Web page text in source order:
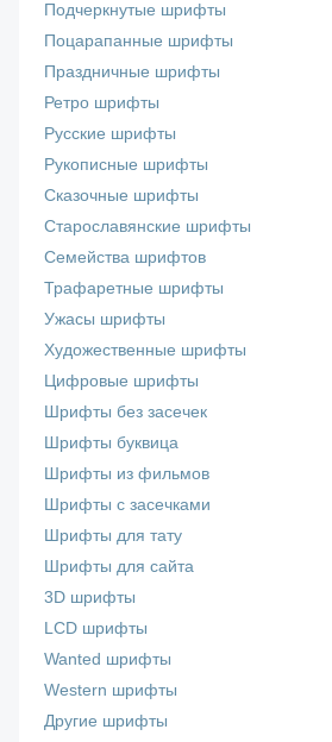
Подчеркнутые шрифты
Поцарапанные шрифты
Праздничные шрифты
Ретро шрифты
Русские шрифты
Рукописные шрифты
Сказочные шрифты
Старославянские шрифты
Семейства шрифтов
Трафаретные шрифты
Ужасы шрифты
Художественные шрифты
Цифровые шрифты
Шрифты без засечек
Шрифты буквица
Шрифты из фильмов
Шрифты с засечками
Шрифты для тату
Шрифты для сайта
3D шрифты
LCD шрифты
Wanted шрифты
Western шрифты
Другие шрифты